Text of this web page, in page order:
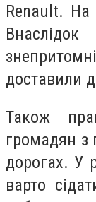
Renault. На
доставили
Також
громадян з
дорогах. У
варто